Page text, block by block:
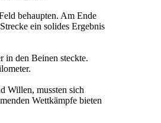
behaupten. Am Ende
ein solides Ergebnis
in den Beinen steckte.
Willen, mussten sich
Wettkämpfe bieten